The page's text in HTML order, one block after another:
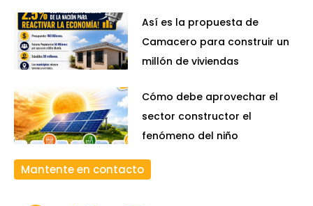
Así es la propuesta de
Camacero para construir un
millón de viviendas
Cómo debe aprovechar el
sector constructor el
fenómeno del niño
Mantente en contacto